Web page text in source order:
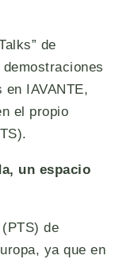
de
IAVANTE,
el propio
un espacio
de
ya que en